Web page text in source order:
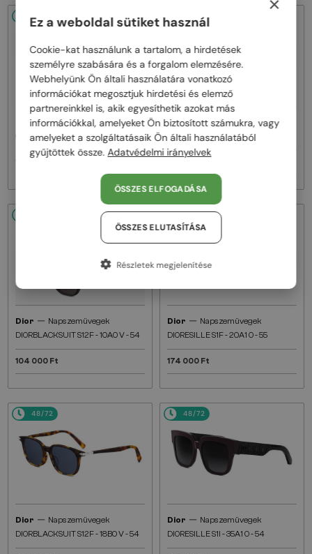
48/72
Dior—Napszemüvegek
CDIOR S1F - 35A0 D - 56
48/72
Dior—Napszemüvegek
DIORB23 S4I - 64A0 V - 56
Dior — Napszemüvegek
DIORBLACKSUIT S12F - 10A0 V - 54
104 000 Ft
48/72
Dior — Napszemüvegek
DIORESILLE S1F - 20A1 O - 55
174 000 Ft
48/72
Dior — Napszemüvegek
DIORBLACKSUIT S12F - 18B0 V - 54
48/72
Dior — Napszemüvegek
DIORESILLE S1I - 35A1 O - 54
Ez a weboldal sütiket használ
Cookie-kat használunk a tartalom, a hirdetések
személyre szabására és a forgalom elemzésére.
Webhelyünk Ön általi használatára vonatkozó
információkat megosztjuk hirdetési és elemző
partnereinkkel is, akik egyesíthetik azokat más
információkkal, amelyeket Ön biztosított számukra, vagy
amelyeket a szolgáltatásaik Ön általi használatából
gyűjtöttek össze.Adatvédelmi irányelvek
ÖSSZES ELFOGADÁSA
ÖSSZES ELUTASÍTÁSA
Részletek megjelenítése